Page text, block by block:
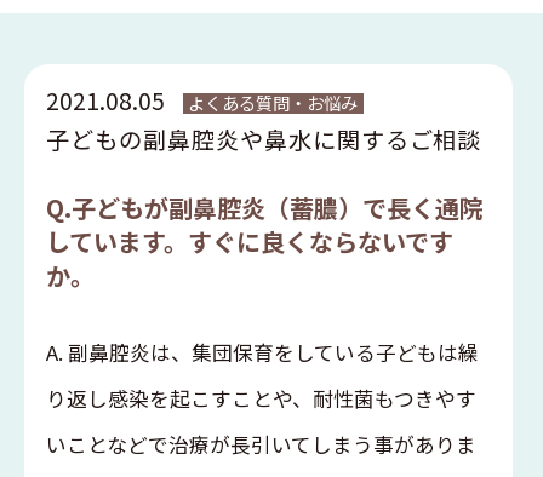
2021.08.05 よくある質問・お悩み
子どもの副鼻腔炎や鼻水に関するご相談
Q.子どもが副鼻腔炎（蓄膿）で長く通院
しています。すぐに良くならないです
か。
A. 副鼻腔炎は、集団保育をしている子どもは繰
り返し感染を起こすことや、耐性菌もつきやす
いことなどで治療が長引いてしまう事がありま